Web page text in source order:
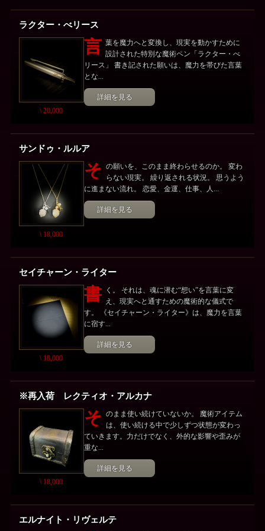
ラクター・べリース
\ 20,000
言 葉を魔力へと変換し、現実を動かすために
設計された特別な魔術ペン「ラクター・べ
リース」 書き記された願いは、魔力を帯びた言葉
とな...
詳細を見る
サンドゥ・ルルア
\ 18,000
そ の願いを、このまま終わらせるのか。 変わ
らない現実。 繰り返される状況。 思うよう
に進まない流れ。 恋愛、金運、仕事、人...
詳細を見る
セイチャーン・ライター
\ 18,000
書
く。 それは、魂に潜む“想い”を言葉に変
え、現実へと通すための魔術的な儀式で
す。 《セイチャーン・ライター》は、魔力を言葉
に宿す...
詳細を見る
※再入荷 レクティオ・アルカナ
\ 18,000
そ のまま使い続けていないか。 魔術アイテム
は、使い続ける中で少しずつ状態が変わっ
ていきます。力だけでなく、外的な影響や歪みが
重な...
詳細を見る
エルナイト・リヴェルテ